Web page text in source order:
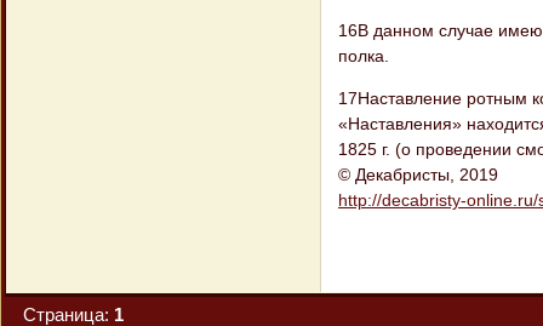
16В данном случае
полка.
17Наставление ротным
«Наставления»
1825 г. (о проведении
© Декабристы, 2019
http://decabristy-
Страница: 1